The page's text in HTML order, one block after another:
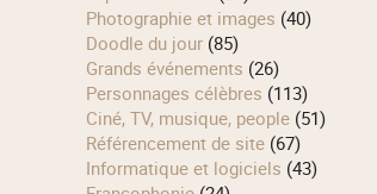
Photographie et images (40)
Doodle du jour(85)
Grands événements (26)
Personnages célèbres (113)
Ciné, TV, musique, people(51)
Référencement de site(67)
Informatique et logiciels (43)